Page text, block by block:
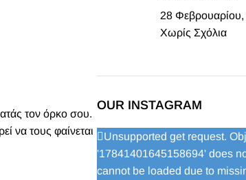
τον όρκο σου.
να τους φαίνεται
28
Χωρίς Σχόλια
OUR INSTAGRAM
Unsupported get request.
'17841401645158694' does
cannot be loaded due to